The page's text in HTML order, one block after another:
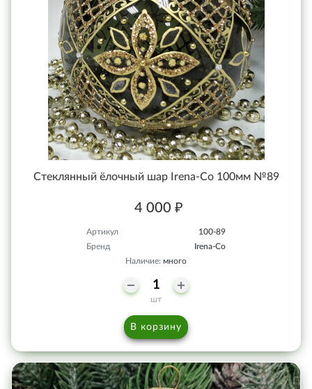
Стеклянный ёлочный шар Irena-Co 100мм №89
4 000 ₽
Артикул
100-89
Бренд
Irena-Co
Наличие: много
шт
В корзину